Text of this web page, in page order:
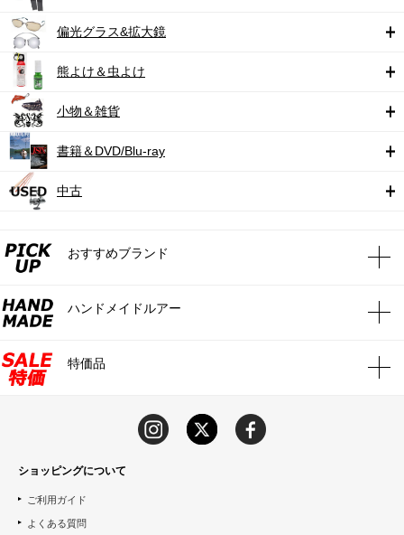
偏光グラス&拡大鏡
熊よけ＆虫よけ
小物＆雑貨
書籍＆DVD/Blu-ray
中古
おすすめブランド
ハンドメイドルアー
特価品
ショッピングについて
ご利用ガイド
よくある質問